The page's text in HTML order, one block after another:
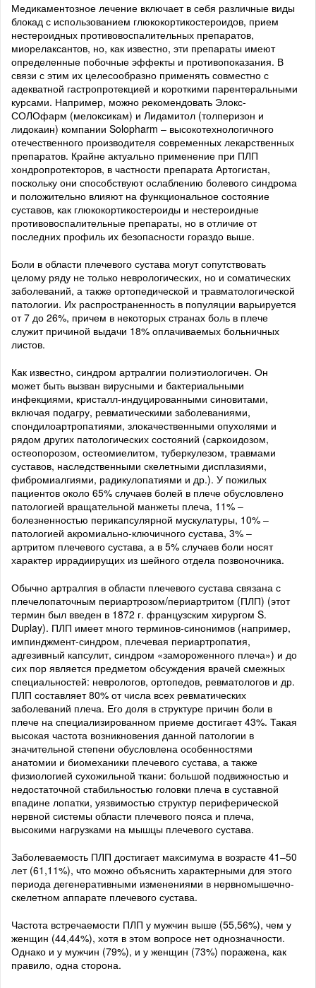
Медикаментозное лечение включает в себя различные виды
блокад с использованием глюкокортикостероидов, прием
нестероидных противовоспалительных препаратов,
миорелаксантов, но, как известно, эти препараты имеют
определенные побочные эффекты и противопоказания. В
связи с этим их целесообразно применять совместно с
адекватной гастропротекцией и короткими парентеральными
курсами. Например, можно рекомендовать Элокс-
СОЛОфарм (мелоксикам) и Лидамитол (толперизон и
лидокаин) компании Solopharm – высокотехнологичного
отечественного производителя современных лекарственных
препаратов. Крайне актуально применение при ПЛП
хондропротекторов, в частности препарата Артогистан,
поскольку они способствуют ослаблению болевого синдрома
и положительно влияют на функциональное состояние
суставов, как глюкокортикостероиды и нестероидные
противовоспалительные препараты, но в отличие от
последних профиль их безопасности гораздо выше.
Боли в области плечевого сустава могут сопутствовать
целому ряду не только неврологических, но и соматических
заболеваний, а также ортопедической и травматологической
патологии. Их распространенность в популяции варьируется
от 7 до 26%, причем в некоторых странах боль в плече
служит причиной выдачи 18% оплачиваемых больничных
листов.
Как известно, синдром артралгии полиэтиологичен. Он
может быть вызван вирусными и бактериальными
инфекциями, кристалл-индуцированными синовитами,
включая подагру, ревматическими заболеваниями,
спондилоартропатиями, злокачественными опухолями и
рядом других патологических состояний (саркоидозом,
остеопорозом, остеомиелитом, туберкулезом, травмами
суставов, наследственными скелетными дисплазиями,
фибромиалгиями, радикулопатиями и др.). У пожилых
пациентов около 65% случаев болей в плече обусловлено
патологией вращательной манжеты плеча, 11% –
болезненностью перикапсулярной мускулатуры, 10% –
патологией акромиально-ключичного сустава, 3% –
артритом плечевого сустава, а в 5% случаев боли носят
характер иррадиирущих из шейного отдела позвоночника.
Обычно артралгия в области плечевого сустава связана с
плечелопаточным периартрозом/периартритом (ПЛП) (этот
термин был введен в 1872 г. французским хирургом S.
Duplay). ПЛП имеет много терминов-синонимов (например,
импинджмент-синдром, плечевая периартропатия,
адгезивный капсулит, синдром «замороженного плеча») и до
сих пор является предметом обсуждения врачей смежных
специальностей: неврологов, ортопедов, ревматологов и др.
ПЛП составляет 80% от числа всех ревматических
заболеваний плеча. Его доля в структуре причин боли в
плече на специализированном приеме достигает 43%. Такая
высокая частота возникновения данной патологии в
значительной степени обусловлена особенностями
анатомии и биомеханики плечевого сустава, а также
физиологией сухожильной ткани: большой подвижностью и
недостаточной стабильностью головки плеча в суставной
впадине лопатки, уязвимостью структур периферической
нервной системы области плечевого пояса и плеча,
высокими нагрузками на мышцы плечевого сустава.
Заболеваемость ПЛП достигает максимума в возрасте 41–50
лет (61,11%), что можно объяснить характерными для этого
периода дегенеративными изменениями в нервномышечно-
скелетном аппарате плечевого сустава.
Частота встречаемости ПЛП у мужчин выше (55,56%), чем у
женщин (44,44%), хотя в этом вопросе нет однозначности.
Однако и у мужчин (79%), и у женщин (73%) поражена, как
правило, одна сторона.